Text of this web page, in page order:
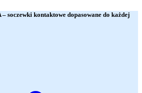
– soczewki kontaktowe dopasowane do każdej